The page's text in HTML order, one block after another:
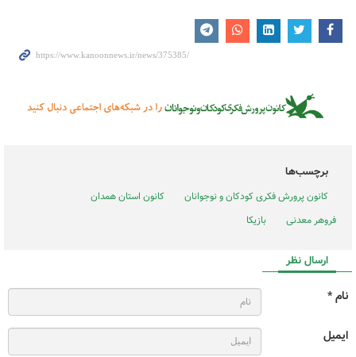
برچسب‌ها
کانون پرورش فکری کودکان و نوجوانان
کانون استان همدان
فروهر معدنی
بازیکا
ارسال نظر
نام *
ایمیل